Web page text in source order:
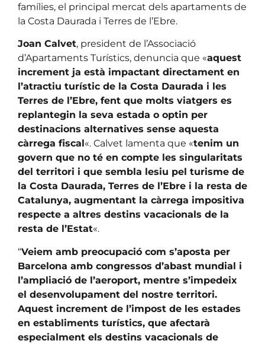
famílies, el principal mercat dels apartaments de
la Costa Daurada i Terres de l’Ebre.
Joan Calvet, president de l’Associació
d’Apartaments Turístics, denuncia que «aquest
increment ja està impactant directament en
l’atractiu turístic de la Costa Daurada i les
Terres de l’Ebre, fent que molts viatgers es
replantegin la seva estada o optin per
destinacions alternatives sense aquesta
càrrega fiscal«. Calvet lamenta que «tenim un
govern que no té en compte les singularitats
del territori i que sembla lesiu pel turisme de
la Costa Daurada, Terres de l’Ebre i la resta de
Catalunya, augmentant la càrrega impositiva
respecte a altres destins vacacionals de la
resta de l’Estat«.
“Veiem amb preocupació com s’aposta per
Barcelona amb congressos d’abast mundial i
l’ampliació de l’aeroport, mentre s’impedeix
el desenvolupament del nostre territori.
Aquest increment de l’impost de les estades
en establiments turístics, que afectarà
especialment els destins vacacionals de